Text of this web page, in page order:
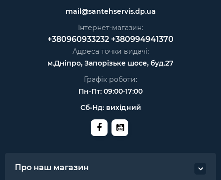
mail@santehservis.dp.ua
Інтернет-магазин:
+380960933232 +380994941370
Адреса точки видачі:
м.Дніпро, Запорізьке шосе, буд.27
Графік роботи:
Пн-Пт: 09:00-17:00
Сб-Нд: вихідний
Про наш магазин